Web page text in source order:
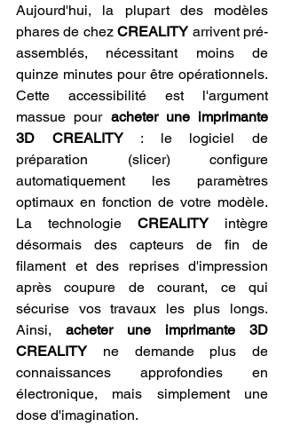
Aujourd'hui, la plupart des modèles
phares de chez CREALITY arrivent pré-
assemblés, nécessitant moins de
quinze minutes pour être opérationnels.
Cette accessibilité est l'argument
massue pour acheter une imprimante
3D CREALITY : le logiciel de
préparation (slicer) configure
automatiquement les paramètres
optimaux en fonction de votre modèle.
La technologie CREALITY intègre
désormais des capteurs de fin de
filament et des reprises d'impression
après coupure de courant, ce qui
sécurise vos travaux les plus longs.
Ainsi, acheter une imprimante 3D
CREALITY ne demande plus de
connaissances approfondies en
électronique, mais simplement une
dose d'imagination.